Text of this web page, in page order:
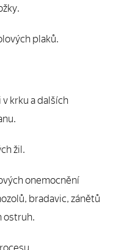
plaků.
krku a dalších
žil.
onemocnění
bradavic, zánětů
ostruh.